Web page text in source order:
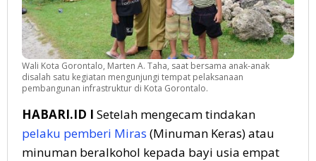
Wali Kota Gorontalo, Marten A. Taha, saat bersama anak-anak
disalah satu kegiatan mengunjungi tempat pelaksanaan
pembangunan infrastruktur di Kota Gorontalo.
HABARI.ID I Setelah mengecam tindakan
pelaku pemberi Miras (Minuman Keras) atau
minuman beralkohol kepada bayi usia empat